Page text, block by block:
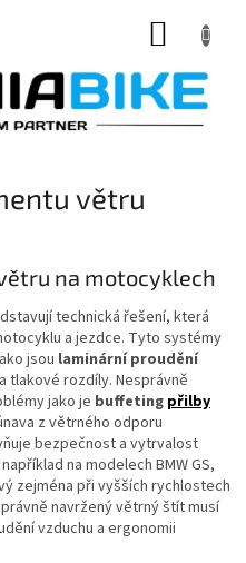
větru
na motocyklech
technická řešení, která
a jezdce. Tyto systémy
jsou laminární proudění
tlakové rozdíly. Nesprávně
jako je buffeting přilby
z větrného odporu
bezpečnost a vytrvalost
na modelech BMW GS,
zejména při vyšších rychlostech
navržený větrný štít musí
vzduchu a ergonomii